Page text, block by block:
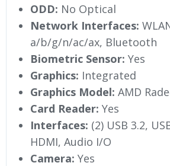
ODD: No Optical
Network Interfaces:
a/b/g/n/ac/ax, Bluetooth
Biometric Sensor: Yes
Graphics: Integrated
Graphics Model: AMD
Card Reader: Yes
Interfaces: (2) USB 3.2,
HDMI, Audio I/O
Camera: Yes